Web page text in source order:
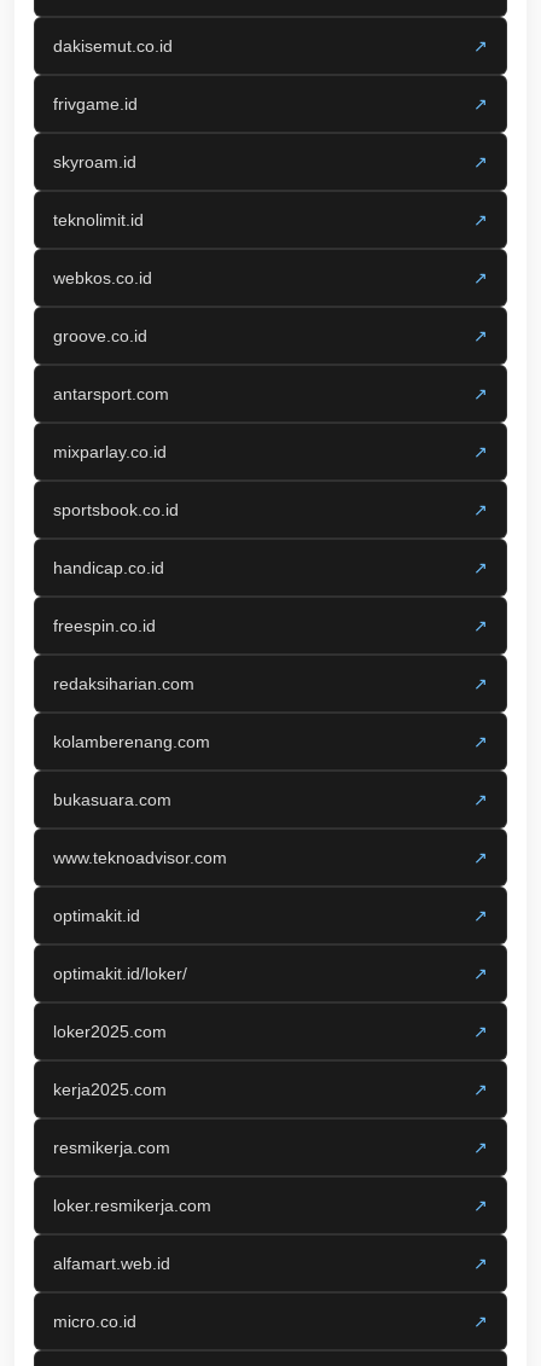
dakisemut.co.id ↗
frivgame.id ↗
skyroam.id ↗
teknolimit.id ↗
webkos.co.id ↗
groove.co.id ↗
antarsport.com ↗
mixparlay.co.id ↗
sportsbook.co.id ↗
handicap.co.id ↗
freespin.co.id ↗
redaksiharian.com ↗
kolamberenang.com ↗
bukasuara.com ↗
www.teknoadvisor.com ↗
optimakit.id ↗
optimakit.id/loker/ ↗
loker2025.com ↗
kerja2025.com ↗
resmikerja.com ↗
loker.resmikerja.com ↗
alfamart.web.id ↗
micro.co.id ↗